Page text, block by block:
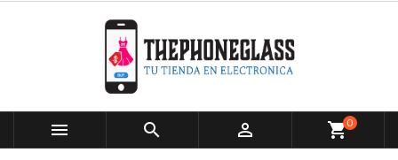
   0
Mi lista de deseos
Crear nueva lista
Crear lista de deseos
Nombre de la lista de deseos
Iniciar sesión
Debe iniciar sesión para guardar productos en su
lista de deseos.
Cancelar Iniciar sesión